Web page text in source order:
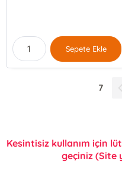
Sepete Ekle
7
Kesintisiz kullanım için
geçiniz (Site